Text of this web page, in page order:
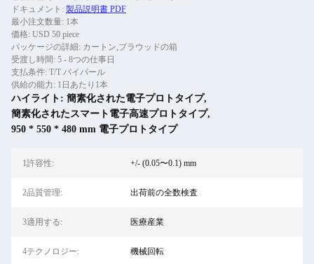
ドキュメント: 製品説明書 PDF
最小注文数量: 1本
価格: USD 50 piece
パッケージの詳細: カートン,プラウッドの箱
受渡し時間: 5 - 8つの仕事日
支払条件: T/T パイパール
供給の能力: 1日あたり1本
ハイライト: 簡素化された電子プロトタイプ,
簡素化されたスマート電子高速プロトタイプ,
950 * 550 * 480 mm 電子プロトタイプ
1許容性: +/- (0.05〜0.1) mm
2品質管理: 出荷前の全数検査
3適用する: 医療産業
4テクノロジー: 機械回転